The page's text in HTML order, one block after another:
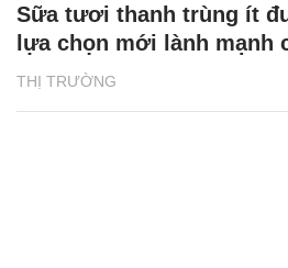
THỊ TRƯỜNG
Sữa tươi thanh trùng ít
lựa chọn mới lành mạnh